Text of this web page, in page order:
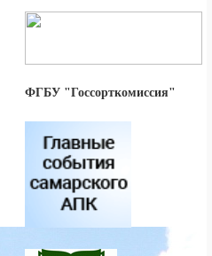
ФГБУ "Госсорткомиссия"